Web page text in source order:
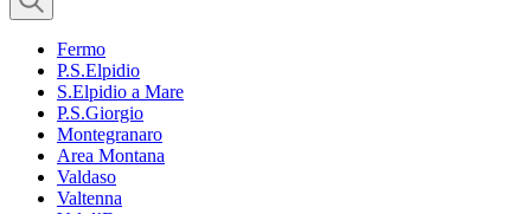
Fermo
P.S.Elpidio
S.Elpidio a Mare
P.S.Giorgio
Montegranaro
Area Montana
Valdaso
Valtenna